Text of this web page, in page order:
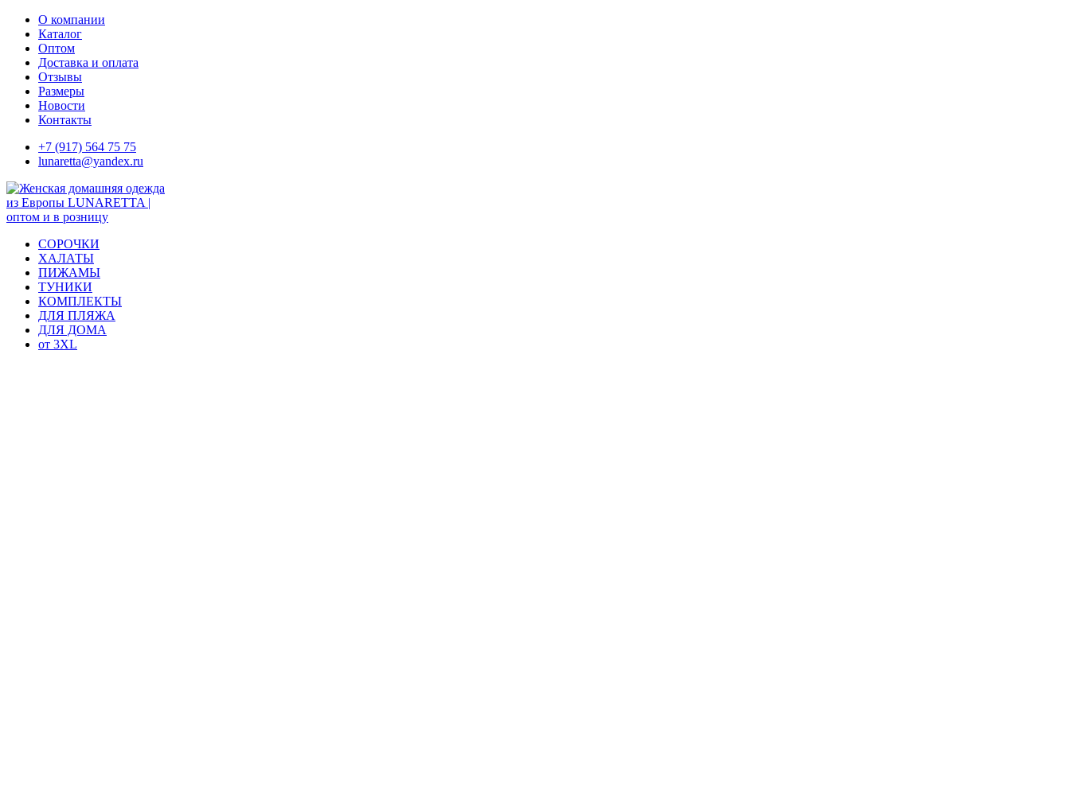
Skip
content
О компании
Каталог
Оптом
Доставка и оплата
Отзывы
Размеры
Новости
Контакты
+7 (917) 564 75 75
lunaretta@yandex.ru
СОРОЧКИ
ХАЛАТЫ
ПИЖАМЫ
ТУНИКИ
КОМПЛЕКТЫ
ДЛЯ ПЛЯЖА
ДЛЯ ДОМА
от 3XL